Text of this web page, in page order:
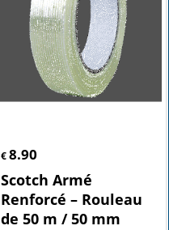
€8.90
Scotch Armé
Renforcé – Rouleau
de 50 m / 50 mm